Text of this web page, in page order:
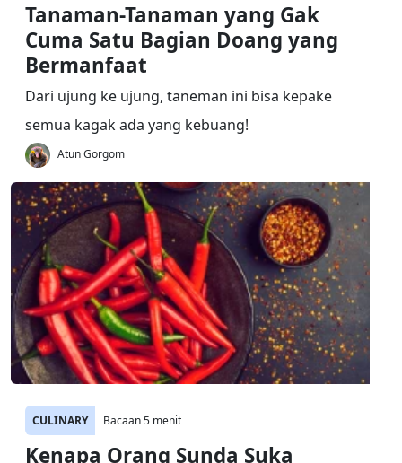
Tanaman-Tanaman yang Gak
Cuma Satu Bagian Doang yang
Bermanfaat
Dari ujung ke ujung, taneman ini bisa kepake
semua kagak ada yang kebuang!
Atun Gorgom
CULINARY Bacaan 5 menit
Kenapa Orang Sunda Suka